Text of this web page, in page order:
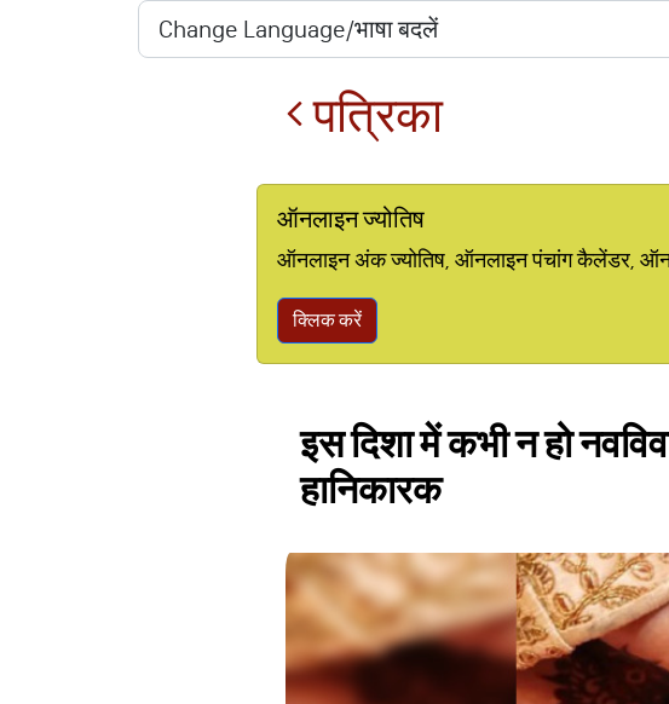
पत्रिका
ऑनलाइन ज्योतिष
ऑनलाइन अंक ज्योतिष, ऑनलाइन पंचांग कैलेंडर,
क्लिक करें
इस दिशा में कभी न हो
हानिकारक